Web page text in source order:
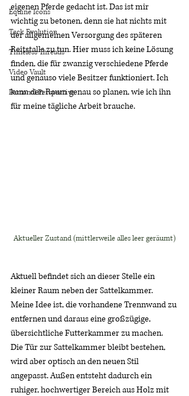
Equine Icons
Tack Evolution
Timeless Threads
Video Vault
Personal Perspective
eigenen Pferde gedacht ist. Das ist mir
wichtig zu betonen, denn sie hat nichts mit
der allgemeinen Versorgung des späteren
Reitstalls zu tun. Hier muss ich keine Lösung
finden, die für zwanzig verschiedene Pferde
und genauso viele Besitzer funktioniert. Ich
kann den Raum genau so planen, wie ich ihn
für meine tägliche Arbeit brauche.
Aktueller Zustand (mittlerweile alles leer geräumt)
Aktuell befindet sich an dieser Stelle ein
kleiner Raum neben der Sattelkammer.
Meine Idee ist, die vorhandene Trennwand zu
entfernen und daraus eine großzügige,
übersichtliche Futterkammer zu machen.
Die Tür zur Sattelkammer bleibt bestehen,
wird aber optisch an den neuen Stil
angepasst. Außen entsteht dadurch ein
ruhiger, hochwertiger Bereich aus Holz mit